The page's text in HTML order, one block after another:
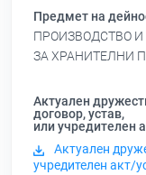
Предмет на
ПРОИЗВОДСТВО
ЗА ХРАНИТЕЛНИ
Актуален
договор, устав,
или учредителен
Актуален
учредителен акт/